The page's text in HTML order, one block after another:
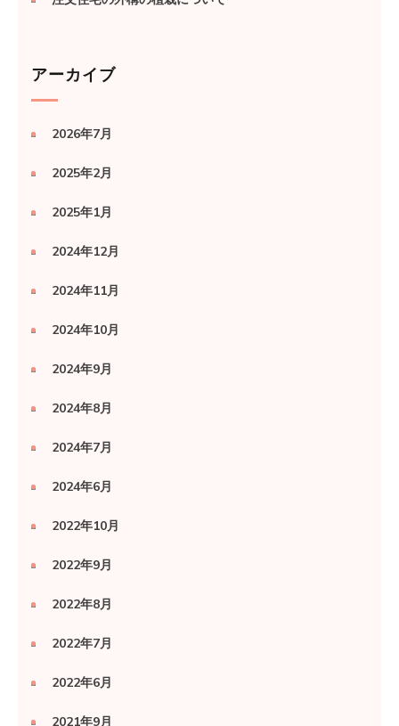
アーカイブ
2026年7月
2025年2月
2025年1月
2024年12月
2024年11月
2024年10月
2024年9月
2024年8月
2024年7月
2024年6月
2022年10月
2022年9月
2022年8月
2022年7月
2022年6月
2021年9月